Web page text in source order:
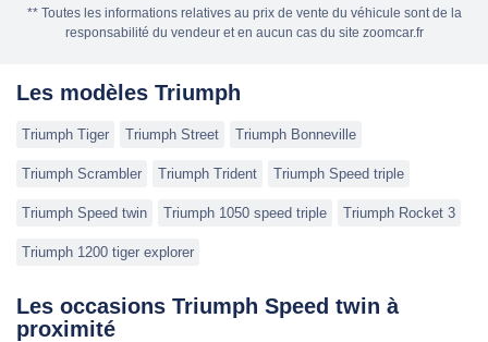
** Toutes les informations relatives au prix de vente du véhicule sont de la
responsabilité du vendeur et en aucun cas du site zoomcar.fr
Les modèles Triumph
Triumph Tiger Triumph Street Triumph Bonneville
Triumph Scrambler Triumph Trident Triumph Speed triple
Triumph Speed twin Triumph 1050 speed triple Triumph Rocket 3
Triumph 1200 tiger explorer
Les occasions Triumph Speed twin à
proximité